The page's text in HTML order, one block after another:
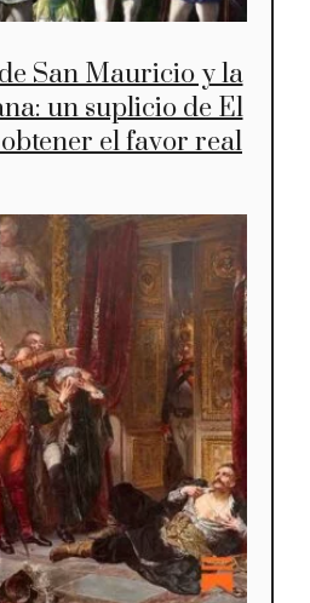
San Mauricio y la
un suplicio de El
el favor real